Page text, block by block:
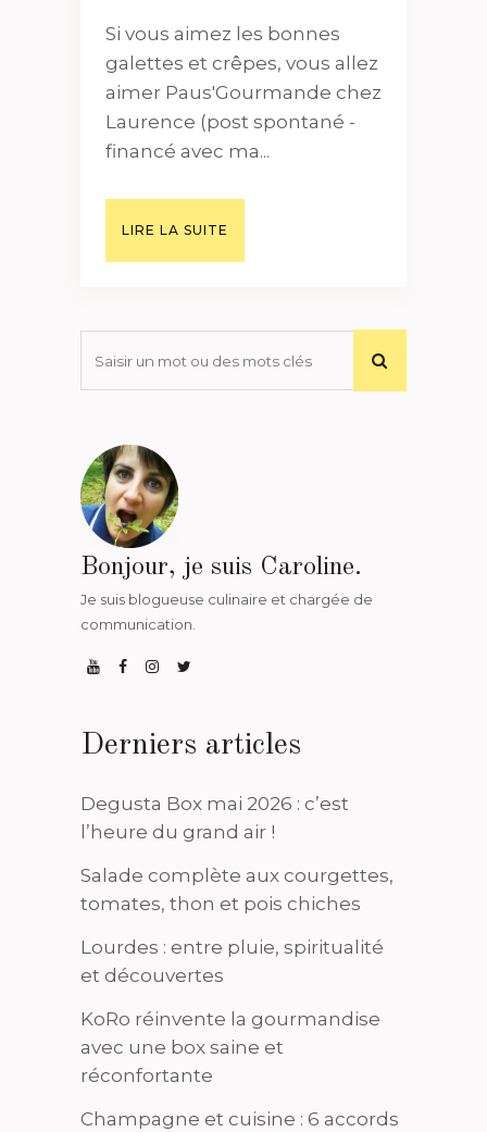
Si vous aimez les bonnes
galettes et crêpes, vous allez
aimer Paus'Gourmande chez
Laurence (post spontané -
financé avec ma...
LIRE LA SUITE
Bonjour, je suis Caroline.
Je suis blogueuse culinaire et chargée de
communication.
Derniers articles
Degusta Box mai 2026 : c’est
l’heure du grand air !
Salade complète aux courgettes,
tomates, thon et pois chiches
Lourdes : entre pluie, spiritualité
et découvertes
KoRo réinvente la gourmandise
avec une box saine et
réconfortante
Champagne et cuisine : 6 accords